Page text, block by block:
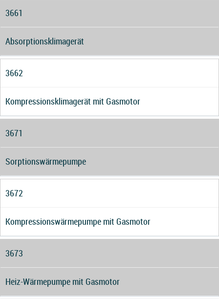
3661
Absorptionsklimagerät
3662
Kompressionsklimagerät mit Gasmotor
3671
Sorptionswärmepumpe
3672
Kompressionswärmepumpe mit Gasmotor
3673
Heiz-Wärmepumpe mit Gasmotor